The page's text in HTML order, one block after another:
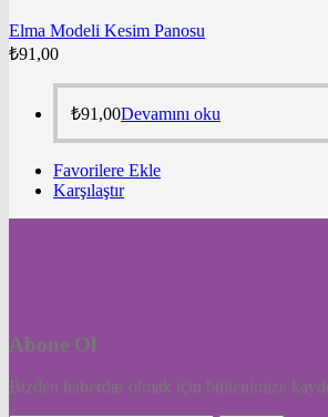
Elma Modeli Kesim Panosu
₺91,00
₺91,00Devamını oku
Favorilere Ekle
Karşılaştır
Abone Ol
Bizden haberdar olmak için bültenimize